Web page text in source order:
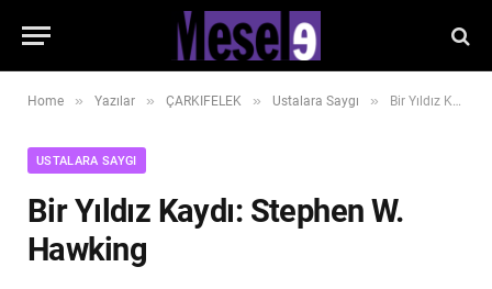
Home » Yazılar » ÇARKIFELEK » Ustalara Saygı » Bir Yıldız Kaydı: Stephen W. Hawking
USTALARA SAYGI
Bir Yıldız Kaydı: Stephen W.
Hawking